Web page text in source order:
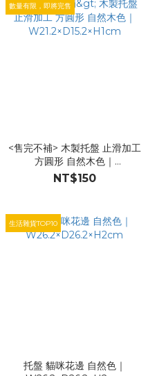
數量有限，即將完售
<售完不補> 木製托盤 止滑加工
方圓形 自然木色｜
W21.2×D15.2×H1cm
NT$150
生活雜貨TOP10
托盤 貓咪花邊 自然色｜